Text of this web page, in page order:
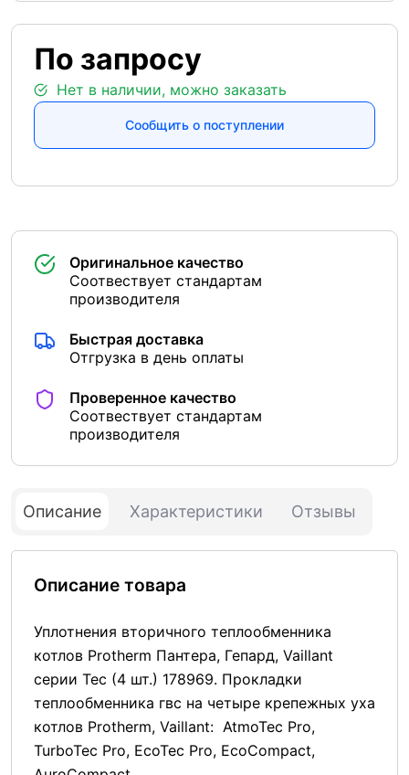
По запросу
Нет в наличии, можно заказать
Сообщить о поступлении
Оригинальное качество
Соотвествует стандартам
производителя
Быстрая доставка
Отгрузка в день оплаты
Проверенное качество
Соотвествует стандартам
производителя
Описание Характеристики Отзывы
Описание товара
Уплотнения вторичного теплообменника
котлов Protherm Пантера, Гепард, Vaillant
серии Tec (4 шт.) 178969. Прокладки
теплообменника гвс на четыре крепежных уха
котлов Protherm, Vaillant: AtmoTec Pro,
TurboTec Pro, EcoTec Pro, EcoCompact,